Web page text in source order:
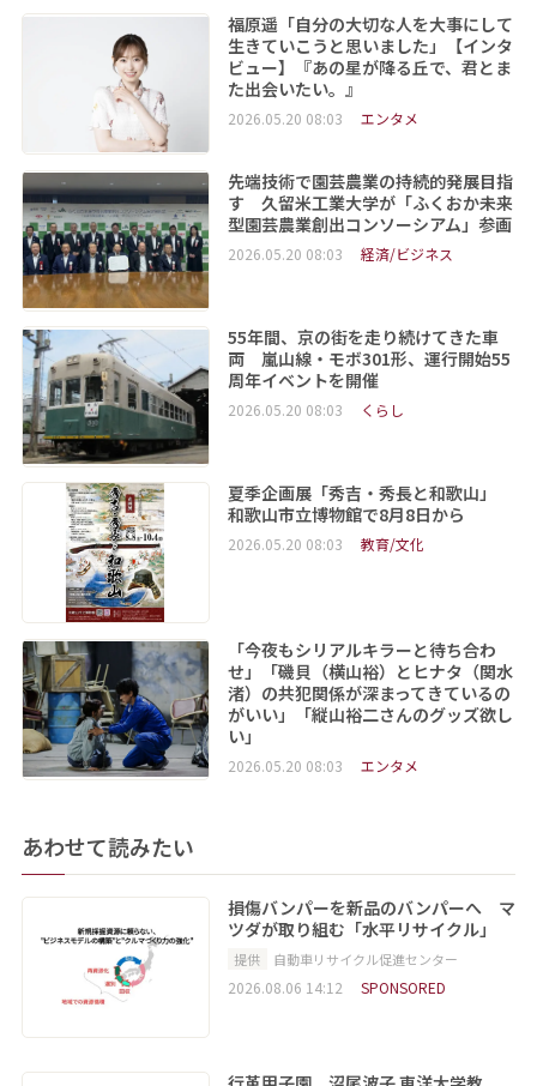
福原遥「自分の大切な人を大事にして
生きていこうと思いました」【インタ
ビュー】『あの星が降る丘で、君とま
た出会いたい。』
2026.05.20 08:03 エンタメ
先端技術で園芸農業の持続的発展目指
す 久留米工業大学が「ふくおか未来
型園芸農業創出コンソーシアム」参画
2026.05.20 08:03 経済/ビジネス
55年間、京の街を走り続けてきた車
両 嵐山線・モボ301形、運行開始55
周年イベントを開催
2026.05.20 08:03 くらし
夏季企画展「秀吉・秀長と和歌山」
和歌山市立博物館で8月8日から
2026.05.20 08:03 教育/文化
「今夜もシリアルキラーと待ち合わ
せ」「磯貝（横山裕）とヒナタ（関水
渚）の共犯関係が深まってきているの
がいい」「縦山裕二さんのグッズ欲し
い」
2026.05.20 08:03 エンタメ
あわせて読みたい
損傷バンパーを新品のバンパーへ マ
ツダが取り組む「水平リサイクル」
提供 自動車リサイクル促進センター
2026.08.06 14:12 SPONSORED